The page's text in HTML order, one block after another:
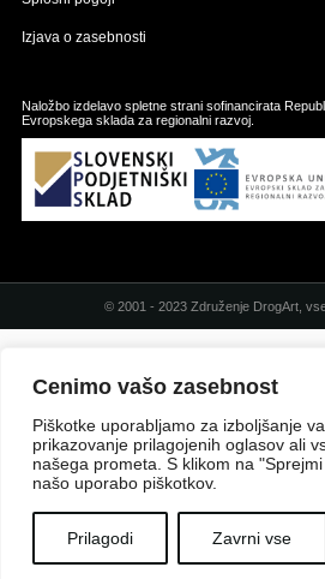
Cenimo vašo zasebnost
Piškotke uporabljamo za izboljšanje
prikazovanje prilagojenih oglasov ali
našega prometa. S klikom na
našo uporabo piškotkov.
Prilagodi Zavrni vse
Izjava o zasebnosti
Naložbo izdelavo spletne strani sofinancirata
Evropskega sklada za regionalni razvoj.
© 2001 - 2023 Združenje DrogArt,